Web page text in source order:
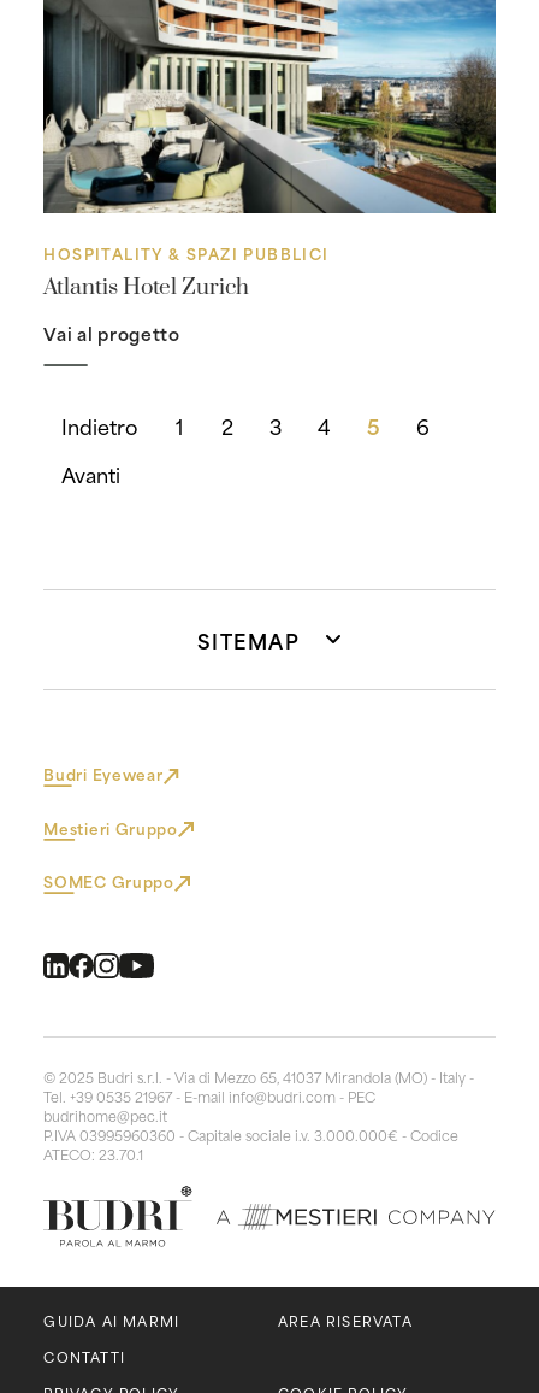
HOSPITALITY & SPAZI PUBBLICI
Atlantis Hotel Zurich
Vai al progetto
Indietro 1 2 3 4 5
6
Avanti
SITEMAP
Budri Eyewear
Mestieri Gruppo
SOMEC Gruppo
© 2025 Budri s.r.l. - Via di Mezzo 65, 41037 Mirandola (MO) - Italy -
Tel. +39 0535 21967 - E-mail info@budri.com - PEC
budrihome@pec.it
P.IVA 03995960360 - Capitale sociale i.v. 3.000.000€ - Codice
ATECO: 23.70.1
GUIDA AI MARMI
AREA RISERVATA
CONTATTI